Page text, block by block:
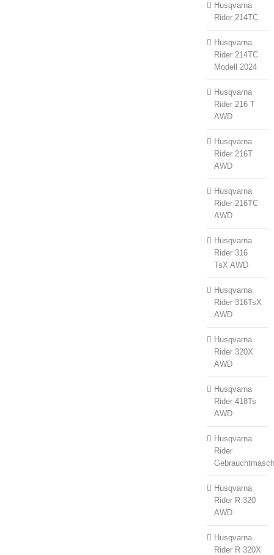
Husqvarna
Rider 214TC
Husqvarna
Rider 214TC
Modell 2024
Husqvarna
Rider 216 T
AWD
Husqvarna
Rider 216T
AWD
Husqvarna
Rider 216TC
AWD
Husqvarna
Rider 316
TsX AWD
Husqvarna
Rider 316TsX
AWD
Husqvarna
Rider 320X
AWD
Husqvarna
Rider 418Ts
AWD
Husqvarna
Rider
Husqvarna
Rider R 320
AWD
Husqvarna
Rider R 320X